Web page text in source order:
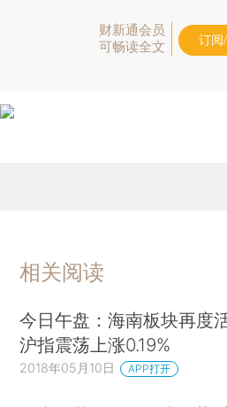
财新通会员
可畅读全文
订阅
相关阅读
今日午盘：海南板块再度
沪指震荡上涨0.19%
2018年05月10日 APP打开